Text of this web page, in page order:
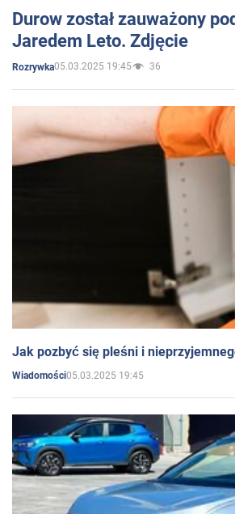
Durow został zauważony
Jaredem Leto. Zdjęcie
Rozrywka05.03.2025 19:45 36
Jak pozbyć się pleśni i
Wiadomości05.03.2025 19:45